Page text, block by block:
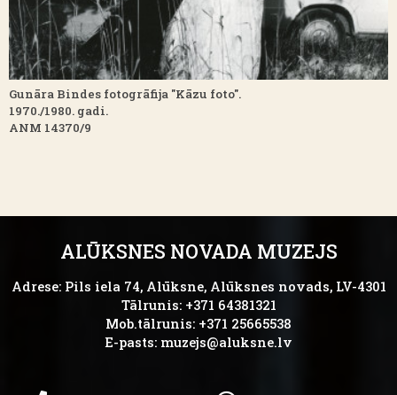
Gunāra Bindes fotogrāfija "Kāzu foto".
1970./1980. gadi.
ANM 14370/9
ALŪKSNES NOVADA MUZEJS
Adrese: Pils iela 74, Alūksne, Alūksnes novads, LV-4301
Tālrunis: +371 64381321
Mob.tālrunis: +371 25665538
E-pasts: muzejs@aluksne.lv